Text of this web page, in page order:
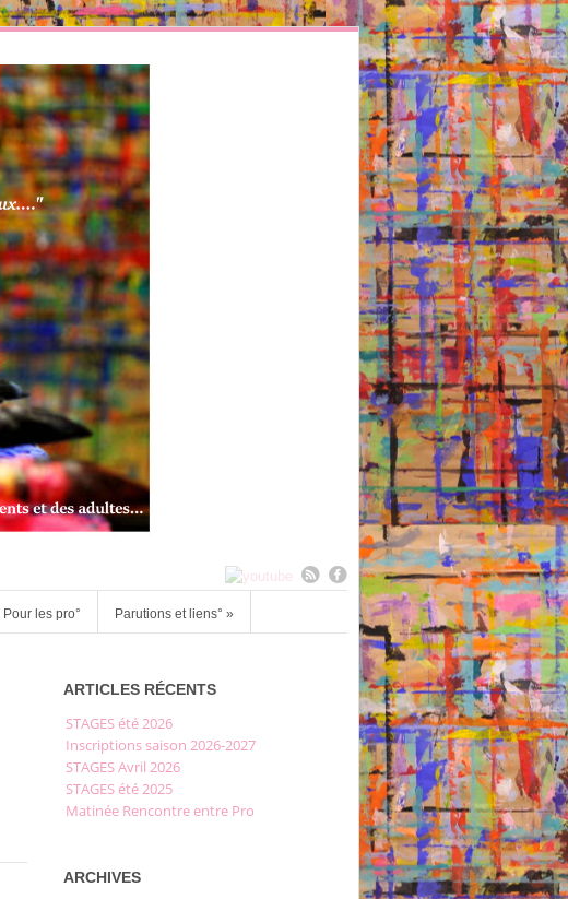
Pour les pro° Parutions et liens° »
ARTICLES RÉCENTS
STAGES été 2026
Inscriptions saison 2026-2027
STAGES Avril 2026
STAGES été 2025
Matinée Rencontre entre Pro
ARCHIVES